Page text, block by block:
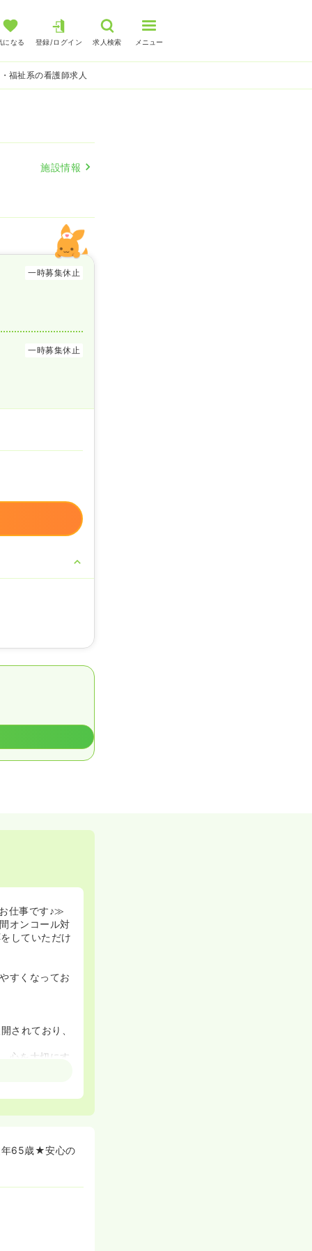
になる 登録/ログイン 求人検索 メニュー
福祉系の看護師求人
施設情報
一時募集休止
一時募集休止
仕事です♪≫
オンコール対
していただけ
すくなってお
されており、
心を大切にす
を目指しては
育体制を手厚
きる職場でご
方も安心して
65歳★安心の